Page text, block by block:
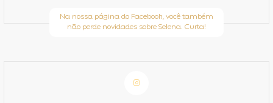
Na nossa página do Facebook, você também
não perde novidades sobre Selena. Curta!